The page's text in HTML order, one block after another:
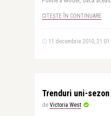
CITEȘTE ÎN CONTINUARE
11 decembrie 2010, 21:01
Trenduri uni-sezon
de Victoria West